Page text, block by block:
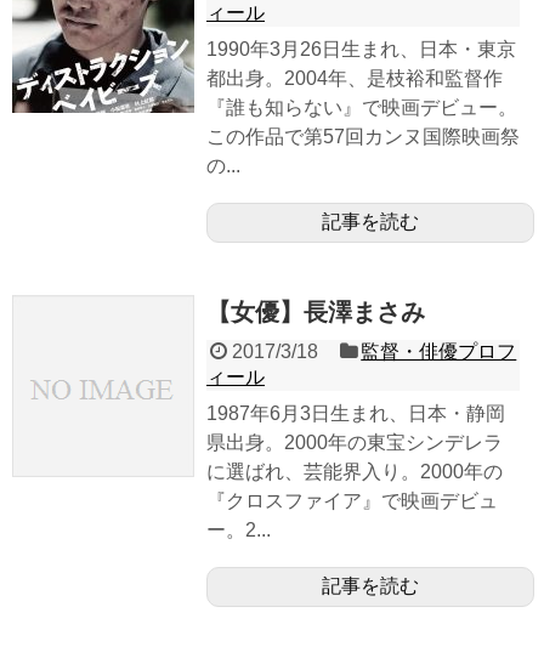
ィール
1990年3月26日生まれ、日本・東京
都出身。2004年、是枝裕和監督作
『誰も知らない』で映画デビュー。
この作品で第57回カンヌ国際映画祭
の...
記事を読む
【女優】長澤まさみ
2017/3/18
監督・俳優プロフ
ィール
1987年6月3日生まれ、日本・静岡
県出身。2000年の東宝シンデレラ
に選ばれ、芸能界入り。2000年の
『クロスファイア』で映画デビュ
ー。2...
記事を読む